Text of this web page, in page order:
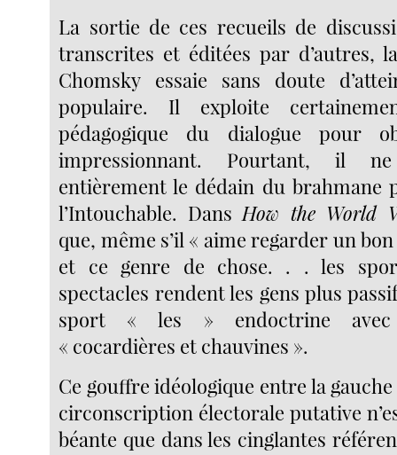
La sortie de ces recueils de
transcrites et éditées par d’autres,
Chomsky essaie sans doute
populaire. Il exploite
pédagogique du dialogue pour
impressionnant. Pourtant, il
entièrement le dédain du brahmane
l’Intouchable. Dans How the World
que, même s’il « aime regarder un
et ce genre de chose. . . les
spectacles rendent les gens plus
sport « les » endoctrine avec
« cocardières et chauvines ».
Ce gouffre idéologique entre la
circonscription électorale putative
béante que dans les cinglantes